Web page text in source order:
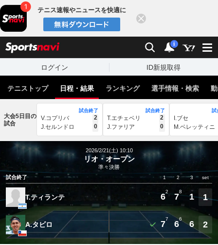
テニス速報やニュースを快適に
検索 通知
i
ログイン ID新規取得
テニストップ 日程・結果 ランキング 選手情報・検索
大会5日目の
試合
試合終了
V.コプリバ
2
J.セルンドロ
0
試合終了
T.エチェベリ
2
J.ファリア
0
試
I.ブセ
M.ベレッティニ
2026/2/21(土) 10:10
リオ・オープン
準々決勝
試合終了
1 2 3 set
T.ティランテ 6
2
7
8
1 1
A.タビロ 7
7
6
6
6 2